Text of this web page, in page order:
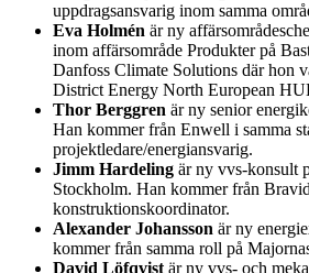
uppdragsansvarig inom samma
Eva Holmén är ny
inom affärsområde Produkter på
Danfoss Climate Solutions där hon
District Energy North European
Thor Berggren är ny senior
Han kommer från Enwell i samma
projektledare/energiansvarig.
Jimm Hardeling är ny vvs-konsult
Stockholm. Han kommer från
konstruktionskoordinator.
Alexander Johansson är ny
kommer från samma roll på
David Löfqvist är ny vvs- och